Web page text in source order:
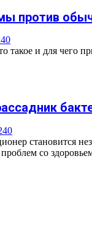
против
0
такое и для чего
0
становится
со